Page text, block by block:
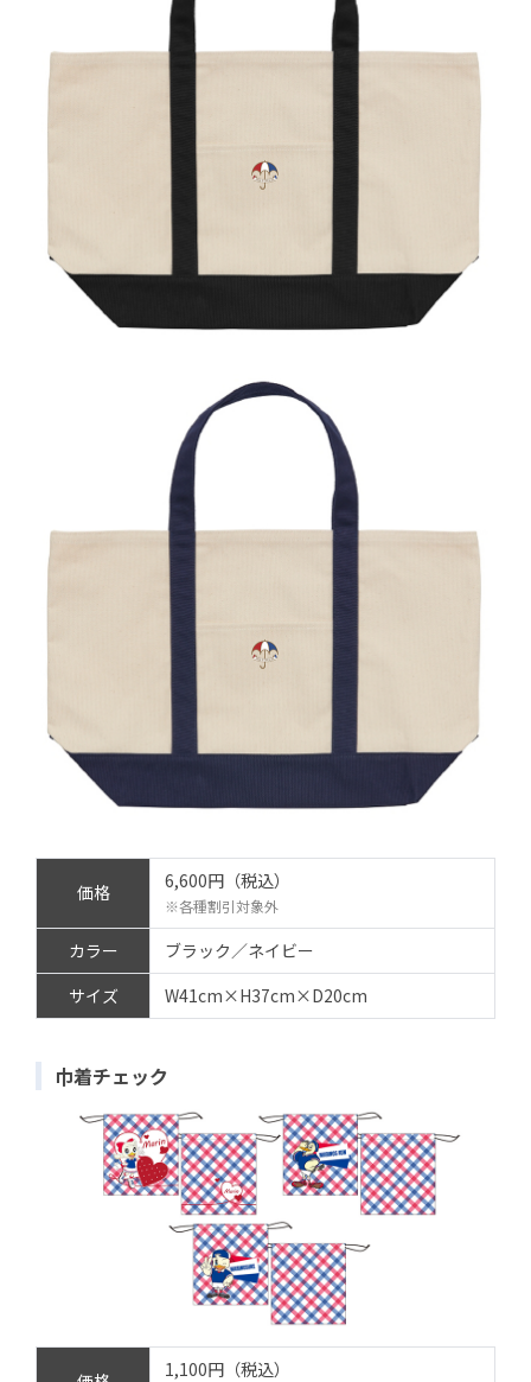
価格 6,600円（税込）
※各種割引対象外
カラー
ブラック／ネイビー
サイズ
W41cm×H37cm×D20cm
巾着チェック
1,100円（税込）